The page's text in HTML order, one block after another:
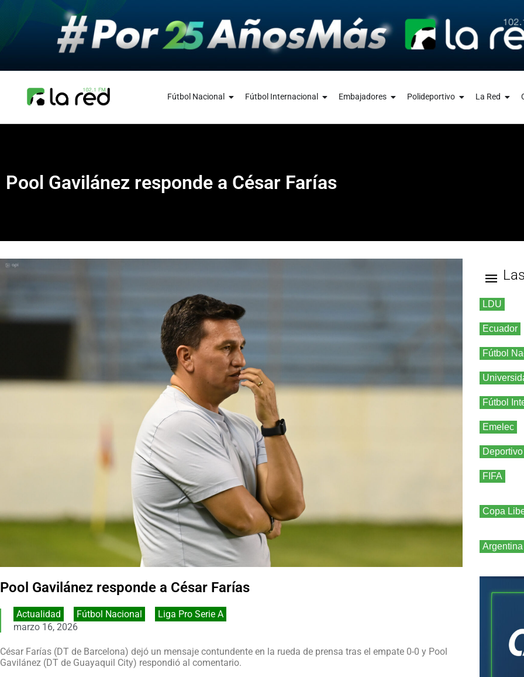
Fútbol Nacional Fútbol Internacional Embajadores Polideportivo La Red
Pool Gavilánez responde a César Farías
Pool Gavilánez responde a César Farías
Actualidad Fútbol Nacional
Liga Pro Serie A
marzo 16, 2026
César Farías (DT de Barcelona) dejó un mensaje contundente en la rueda de prensa tras el empate 0-0 y Pool
Gavilánez (DT de Guayaquil City) respondió al comentario.
LDU
Ecuador
Fútbol
Fútbol
Emelec
FIFA
Copa
Argentina